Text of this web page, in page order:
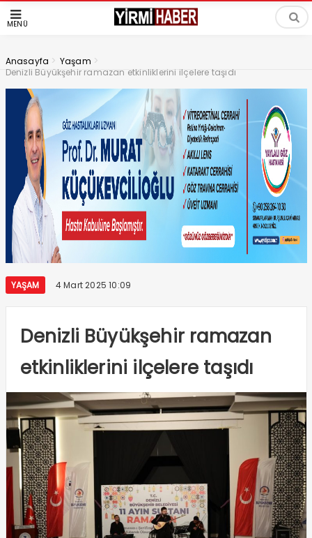
MENÜ
Anasayfa > Yaşam >
Denizli Büyükşehir ramazan etkinliklerini ilçelere taşıdı
YAŞAM 4 Mart 2025 10:09
Denizli Büyükşehir ramazan
etkinliklerini ilçelere taşıdı